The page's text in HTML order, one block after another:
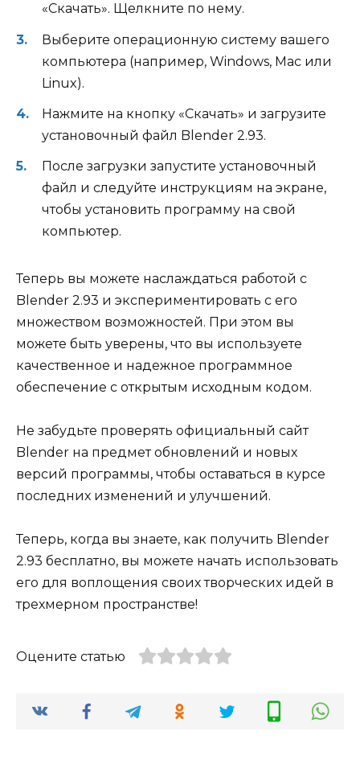
«Скачать». Щелкните по нему.
Выберите операционную систему вашего
компьютера (например, Windows, Mac или
Linux).
Нажмите на кнопку «Скачать» и загрузите
установочный файл Blender 2.93.
После загрузки запустите установочный
файл и следуйте инструкциям на экране,
чтобы установить программу на свой
компьютер.
Теперь вы можете наслаждаться работой с
Blender 2.93 и экспериментировать с его
множеством возможностей. При этом вы
можете быть уверены, что вы используете
качественное и надежное программное
обеспечение с открытым исходным кодом.
Не забудьте проверять официальный сайт
Blender на предмет обновлений и новых
версий программы, чтобы оставаться в курсе
последних изменений и улучшений.
Теперь, когда вы знаете, как получить Blender
2.93 бесплатно, вы можете начать использовать
его для воплощения своих творческих идей в
трехмерном пространстве!
Оцените статью